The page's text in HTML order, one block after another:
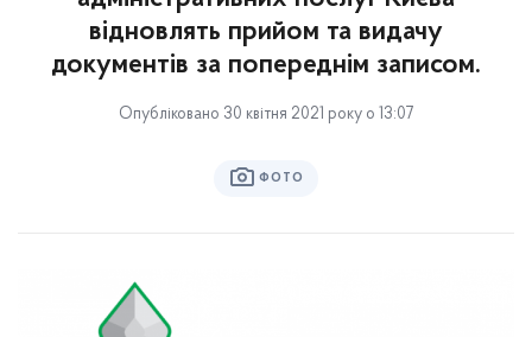
відновлять прийом та видачу
документів за попереднім записом.
Опубліковано 30 квітня 2021 року о 13:07
ФОТО